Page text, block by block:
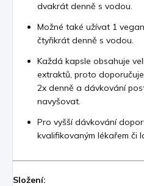
dvakrát denně s vodou.
Možné také užívat 1
čtyřikrát denně s vodou.
Každá kapsle obsahuje
extraktů, proto
2x denně a dávkování
navyšovat.
Pro vyšší dávkování
kvalifikovaným lékařem či
Složení: